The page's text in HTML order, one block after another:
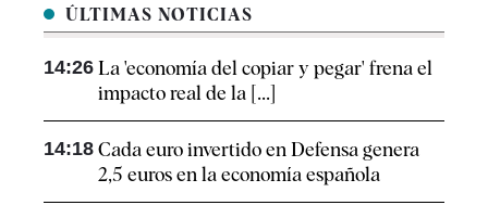
ÚLTIMAS NOTICIAS
14:26 La 'economía del copiar y pegar' frena el
impacto real de la [...]
14:18 Cada euro invertido en Defensa genera
2,5 euros en la economía española